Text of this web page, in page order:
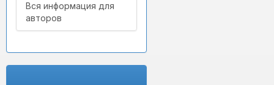
Вся информация для
авторов